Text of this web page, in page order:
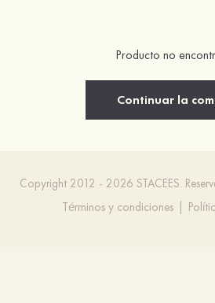
Producto no
Continuar la
Copyright 2012 - 2026 STACEES.
Términos y condiciones